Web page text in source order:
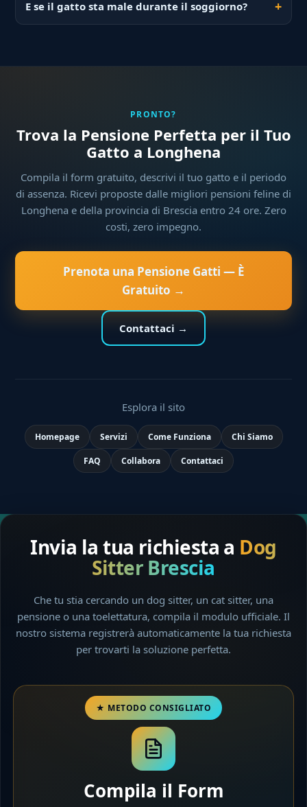
E se il gatto sta male durante il soggiorno?
PRONTO?
Trova la Pensione Perfetta per il Tuo
Gatto a Longhena
Compila il form gratuito, descrivi il tuo gatto e il periodo
di assenza. Ricevi proposte dalle migliori pensioni feline di
Longhena e della provincia di Brescia entro 24 ore. Zero
costi, zero impegno.
Prenota una Pensione Gatti — È
Gratuito →
Contattaci →
Esplora il sito
Homepage Servizi Come Funziona Chi Siamo
FAQ Collabora Contattaci
Invia la tua richiesta a Dog
Sitter Brescia
Che tu stia cercando un dog sitter, un cat sitter, una
pensione o una toelettatura, compila il modulo ufficiale. Il
nostro sistema registrerà automaticamente la tua richiesta
per trovarti la soluzione perfetta.
Compila il Form